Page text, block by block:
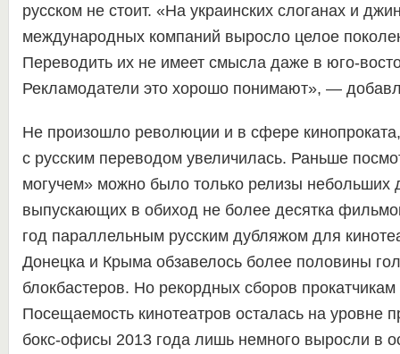
русском не стоит. «На украинских слоганах и
международных компаний выросло целое
Переводить их не имеет смысла даже в юго-
Рекламодатели это хорошо понимают», —
Не произошло революции и в сфере
с русским переводом увеличилась. Раньше
могучем» можно было только релизы небольших
выпускающих в обиход не более десятка
год параллельным русским дубляжом для
Донецка и Крыма обзавелось более половины
блокбастеров. Но рекордных сборов
Посещаемость кинотеатров осталась на уровне
бокс-офисы 2013 года лишь немного выросли в